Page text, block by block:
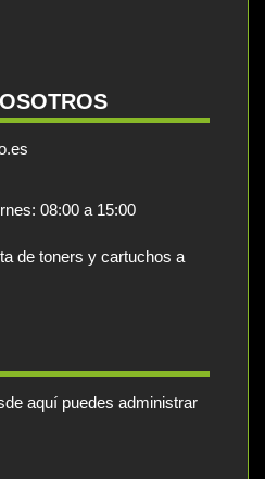
08:00 a 15:00
de toners y cartuchos a
aquí puedes administrar